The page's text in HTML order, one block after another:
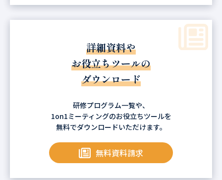
詳細資料や
お役立ちツールの
ダウンロード
研修プログラム一覧や、
1on1ミーティングのお役立ちツールを
無料でダウンロードいただけます。
無料資料請求